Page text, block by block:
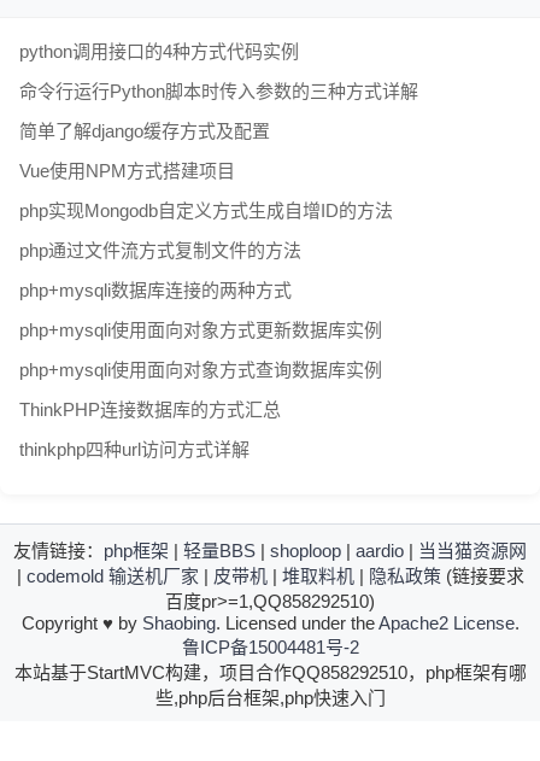
python调用接口的4种方式代码实例
命令行运行Python脚本时传入参数的三种方式详解
简单了解django缓存方式及配置
Vue使用NPM方式搭建项目
php实现Mongodb自定义方式生成自增ID的方法
php通过文件流方式复制文件的方法
php+mysqli数据库连接的两种方式
php+mysqli使用面向对象方式更新数据库实例
php+mysqli使用面向对象方式查询数据库实例
ThinkPHP连接数据库的方式汇总
thinkphp四种url访问方式详解
友情链接： php框架 | 轻量BBS | shoploop | aardio | 当当猫资源网
| codemold 输送机厂家 | 皮带机| 堆取料机| 隐私政策 (链接要求
百度pr>=1,QQ858292510)
Copyright ♥ by Shaobing. Licensed under theApache2 License.
鲁ICP备15004481号-2
本站基于StartMVC构建，项目合作QQ858292510，php框架有哪
些,php后台框架,php快速入门